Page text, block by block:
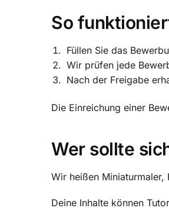
So
Füllen Sie das
Wir prüfen jede
Nach der Freigabe
Die Einreichung einer
Wer sollte
Wir heißen
Deine Inhalte können